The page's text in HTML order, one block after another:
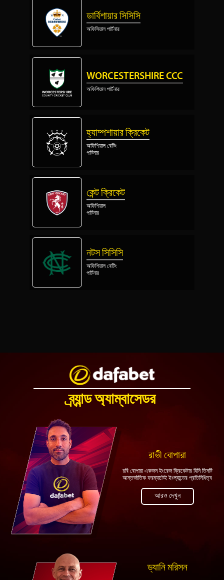
ডার্বিশায়ার সিসিসি
অফিসিয়াল পার্টনার
WORCESTERSHIRE CCC
অফিশিয়াল পার্টনার
হ্যাম্পশায়ার ক্রিকেট
অফিশিয়াল বেটিং
পার্টনার
কেন্ট ক্রিকেট
অফিশিয়াল
পার্টনার
নটস সিসিসি
অফিশিয়াল বেটিং
পার্টনার
ব্র্যান্ড অ্যাম্বাসেডর
রাভী বোপারা
রবি বোপারা একজন ইংরেজ ক্রিকেটার যিনি তিনটি
আন্তর্জাতিক ফরম্যাটেই ইংল্যান্ডের প্রতিনিধিত্ব
আরও দেখুন
ড্যানি মরিসন